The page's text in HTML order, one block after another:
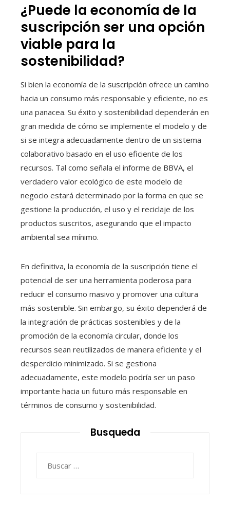
¿Puede la economía de la
suscripción ser una opción
viable para la
sostenibilidad?
Si bien la economía de la suscripción ofrece un camino
hacia un consumo más responsable y eficiente, no es
una panacea. Su éxito y sostenibilidad dependerán en
gran medida de cómo se implemente el modelo y de
si se integra adecuadamente dentro de un sistema
colaborativo basado en el uso eficiente de los
recursos. Tal como señala el informe de BBVA, el
verdadero valor ecológico de este modelo de
negocio estará determinado por la forma en que se
gestione la producción, el uso y el reciclaje de los
productos suscritos, asegurando que el impacto
ambiental sea mínimo.
En definitiva, la economía de la suscripción tiene el
potencial de ser una herramienta poderosa para
reducir el consumo masivo y promover una cultura
más sostenible. Sin embargo, su éxito dependerá de
la integración de prácticas sostenibles y de la
promoción de la economía circular, donde los
recursos sean reutilizados de manera eficiente y el
desperdicio minimizado. Si se gestiona
adecuadamente, este modelo podría ser un paso
importante hacia un futuro más responsable en
términos de consumo y sostenibilidad.
Busqueda